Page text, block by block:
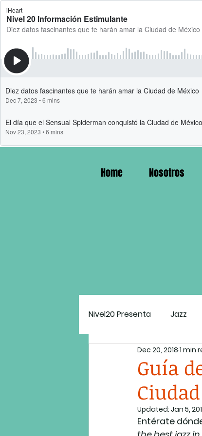
Home Nosotros
Nivel20 Presenta Jazz
Estado Mental N20
Guía
Dec 20, 2018 1 min
Updated: Jan 5,
Entérate